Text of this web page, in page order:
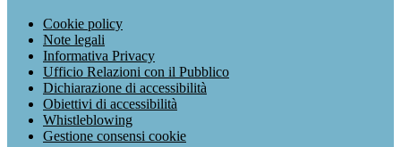
Cookie policy
Note legali
Informativa Privacy
Ufficio Relazioni con il Pubblico
Dichiarazione di accessibilità
Obiettivi di accessibilità
Whistleblowing
Gestione consensi cookie